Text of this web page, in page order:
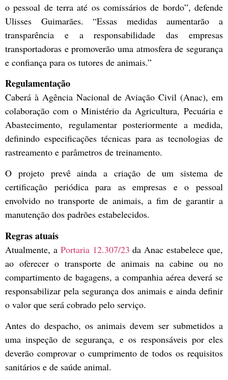
o pessoal de terra até os comissários de bordo”, defende
Ulisses Guimarães. “Essas medidas aumentarão a
transparência e a responsabilidade das empresas
transportadoras e promoverão uma atmosfera de segurança
e confiança para os tutores de animais.”
Regulamentação
Caberá à Agência Nacional de Aviação Civil (Anac), em
colaboração com o Ministério da Agricultura, Pecuária e
Abastecimento, regulamentar posteriormente a medida,
definindo especificações técnicas para as tecnologias de
rastreamento e parâmetros de treinamento.
O projeto prevê ainda a criação de um sistema de
certificação periódica para as empresas e o pessoal
envolvido no transporte de animais, a fim de garantir a
manutenção dos padrões estabelecidos.
Regras atuais
Atualmente, a Portaria 12.307/23 da Anac estabelece que,
ao oferecer o transporte de animais na cabine ou no
compartimento de bagagens, a companhia aérea deverá se
responsabilizar pela segurança dos animais e ainda definir
o valor que será cobrado pelo serviço.
Antes do despacho, os animais devem ser submetidos a
uma inspeção de segurança, e os responsáveis por eles
deverão comprovar o cumprimento de todos os requisitos
sanitários e de saúde animal.